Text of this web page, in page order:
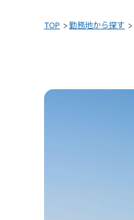
TOP 勤務地から探す